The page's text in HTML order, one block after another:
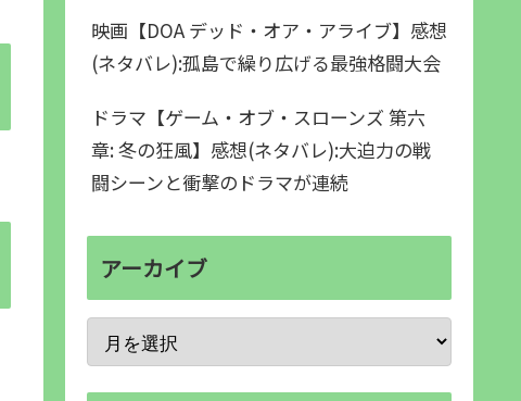
映画【DOA デッド・オア・アライブ】感想
(ネタバレ):孤島で繰り広げる最強格闘大会
ドラマ【ゲーム・オブ・スローンズ 第六
章: 冬の狂風】感想(ネタバレ):大迫力の戦
闘シーンと衝撃のドラマが連続
アーカイブ